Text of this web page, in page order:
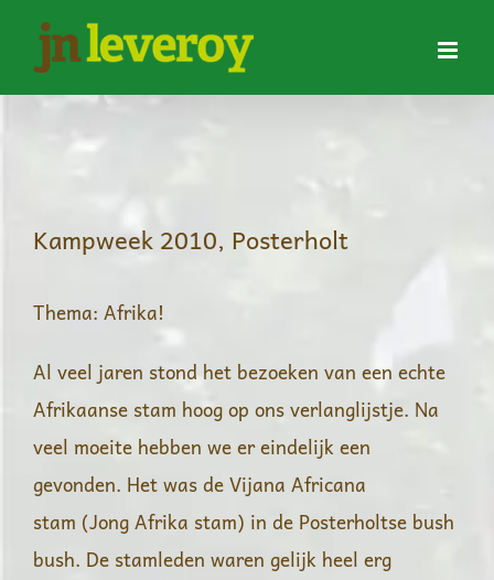
inhoud
Kampweek 2010, Posterholt
Thema: Afrika!
Al veel jaren stond het bezoeken van een echte
Afrikaanse stam hoog op ons verlanglijstje. Na
veel moeite hebben we er eindelijk een
gevonden. Het was de Vijana Africana
stam (Jong Afrika stam) in de Posterholtse bush
bush. De stamleden waren gelijk heel erg